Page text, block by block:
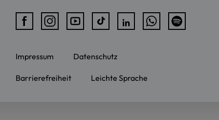
Impressum Datenschutz
Barrierefreiheit Leichte Sprache